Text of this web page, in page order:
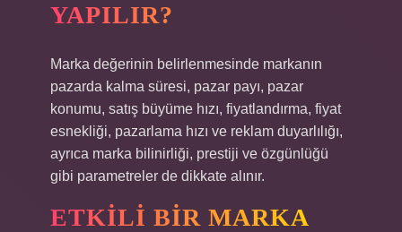
YAPILIR?
Marka değerinin belirlenmesinde markanın
pazarda kalma süresi, pazar payı, pazar
konumu, satış büyüme hızı, fiyatlandırma, fiyat
esnekliği, pazarlama hızı ve reklam duyarlılığı,
ayrıca marka bilinirliği, prestiji ve özgünlüğü
gibi parametreler de dikkate alınır.
ETKILI BIR MARKA